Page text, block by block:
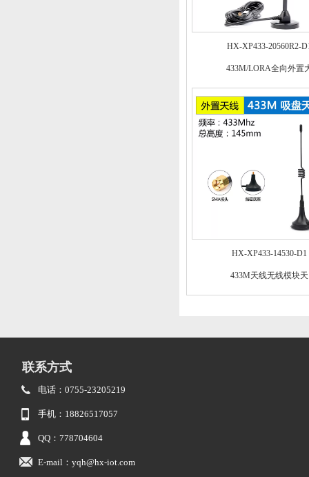
HX-XP433-20560R2-
433M/LORA全向外置
HX-XP433-14530-D1
433M天线无线模块天
联系方式
电话：0755-23205219
手机：18826517057
QQ：778704604
E-mail：yqh@hx-iot.com